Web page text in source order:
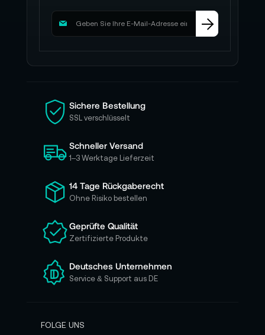
M
d
i
e
s
c
h
ü
r
u
e
e
n
N
s
Sichere Bestellung
SSL verschlüsselt
Schneller Versand
1–3 Werktage Lieferzeit
14 Tage Rückgaberecht
Ohne Risiko bestellen
Geprüfte Qualität
Zertifizierte Produkte
Deutsches Unternehmen
Service & Support aus DE
FOLGE UNS